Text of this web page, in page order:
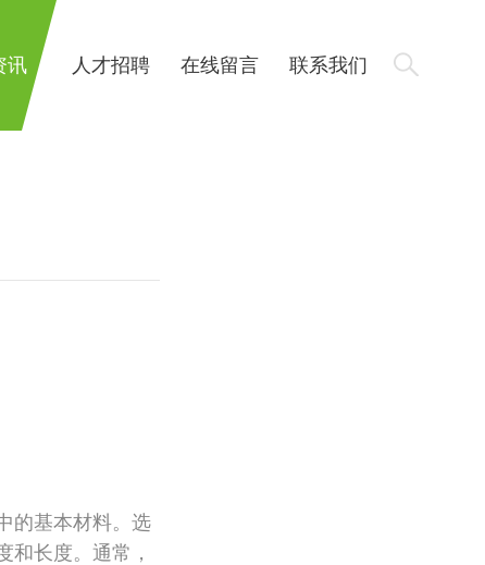
讯 人才招聘 在线留言 联系我们
的基本材料。选
和长度。通常，